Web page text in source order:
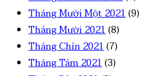
Tháng Mười Một 2021(9)
Tháng Mười 2021(8)
Tháng Chín 2021(7)
Tháng Tám 2021(3)